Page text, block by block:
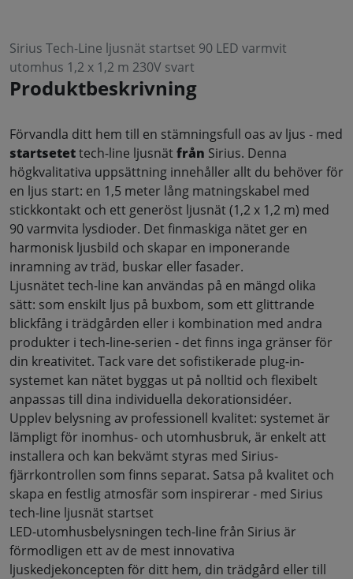
Sirius Tech-Line ljusnät startset 90 LED varmvit
utomhus 1,2 x 1,2 m 230V svart
Produktbeskrivning
Förvandla ditt hem till en stämningsfull oas av ljus - med
startsetettech-line ljusnätfrån Sirius. Denna
högkvalitativa uppsättning innehåller allt du behöver för
en ljus start: en 1,5 meter lång matningskabel med
stickkontakt och ett generöst ljusnät (1,2 x 1,2 m) med
90 varmvita lysdioder. Det finmaskiga nätet ger en
harmonisk ljusbild och skapar en imponerande
inramning av träd, buskar eller fasader.
Ljusnätet tech-line kan användas på en mängd olika
sätt: som enskilt ljus på buxbom, som ett glittrande
blickfång i trädgården eller i kombination med andra
produkter i tech-line-serien - det finns inga gränser för
din kreativitet. Tack vare det sofistikerade plug-in-
systemet kan nätet byggas ut på nolltid och flexibelt
anpassas till dina individuella dekorationsidéer.
Upplev belysning av professionell kvalitet: systemet är
lämpligt för inomhus- och utomhusbruk, är enkelt att
installera och kan bekvämt styras med Sirius-
fjärrkontrollen som finns separat. Satsa på kvalitet och
skapa en festlig atmosfär som inspirerar - med Sirius
tech-line ljusnät startset
LED-utomhusbelysningen tech-line från Sirius är
förmodligen ett av de mest innovativa
ljuskedjekoncepten för ditt hem, din trädgård eller till